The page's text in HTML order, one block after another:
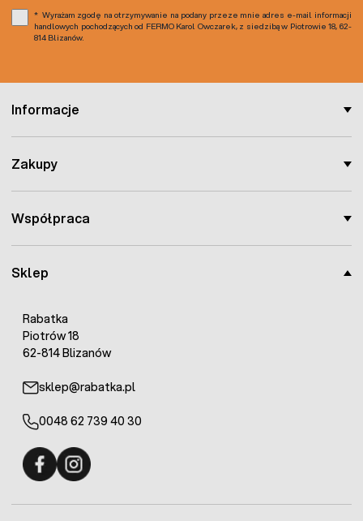
Sklep
Rabatka
Piotrów 18
62-814 Blizanów
sklep@rabatka.pl
0048 62 739 40 30
Informacje
Zakupy
Współpraca
Wyrażam zgodę na otrzymywanie na podany przeze mnie adres e-mail informacji
handlowych pochodzących od FERMO Karol Owczarek, z siedzibą w Piotrowie 18, 62-
814 Blizanów.